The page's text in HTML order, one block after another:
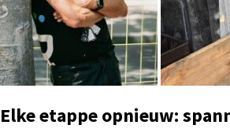
Elke etappe opnieuw: